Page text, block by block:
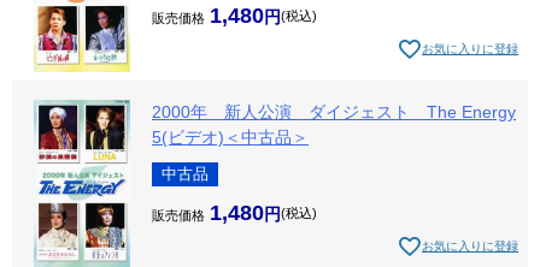
販売価格 1,480 税込
お気に入りに登録
2000年 新人公演 ダイジェスト The Energy
5(ビデオ)＜中古品＞
中古品
販売価格 1,480 税込
お気に入りに登録